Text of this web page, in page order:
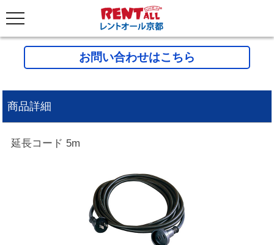
お問い合わせはこちら
商品詳細
延長コード 5m